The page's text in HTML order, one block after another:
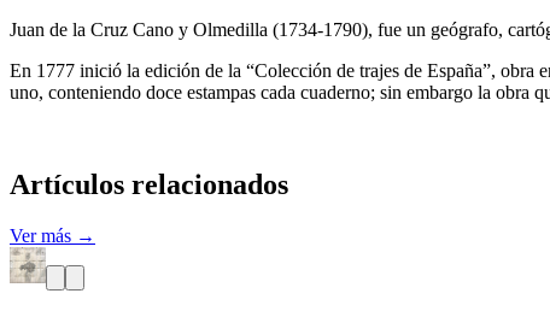
Juan de la Cruz Cano y Olmedilla (1734-1790), fue un geógrafo,
En 1777 inició la edición de la “Colección de trajes de España”, obra
uno, conteniendo doce estampas cada cuaderno; sin embargo la obra
Artículos relacionados
Ver más →